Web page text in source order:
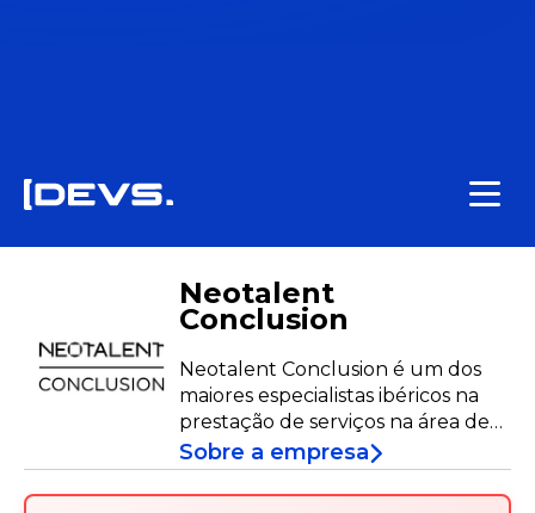
Neotalent
Conclusion
Neotalent Conclusion é um dos
maiores especialistas ibéricos na
prestação de serviços na área de
Tecnologias da Informação e
Engenharia. Focada em aumentar
as capacidades tecnológicas das
Sobre a empresa